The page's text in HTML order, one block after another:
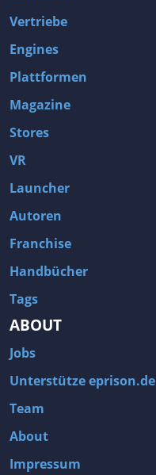
Vertriebe
Engines
Plattformen
Magazine
Stores
VR
Launcher
Autoren
Franchise
Handbücher
Tags
ABOUT
Jobs
Unterstütze eprison.de
Team
About
Impressum